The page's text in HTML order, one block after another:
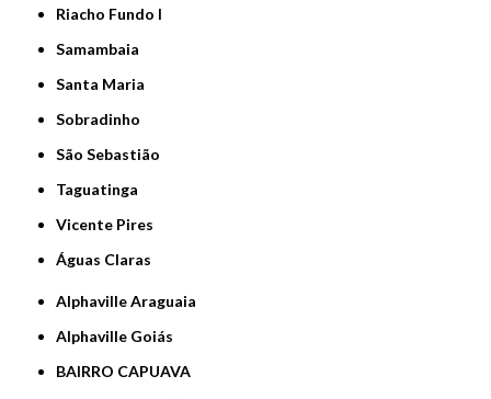
Riacho Fundo I
Samambaia
Santa Maria
Sobradinho
São Sebastião
Taguatinga
Vicente Pires
Águas Claras
Alphaville Araguaia
Alphaville Goiás
BAIRRO CAPUAVA